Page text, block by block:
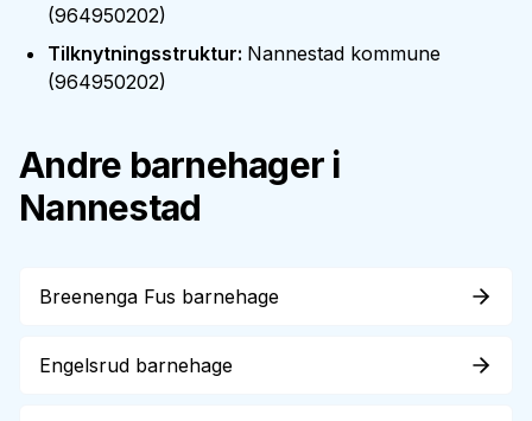
(964950202)
Tilknytningsstruktur: Nannestad kommune
(964950202)
Andre barnehager i
Nannestad
Breenenga Fus barnehage
Engelsrud barnehage